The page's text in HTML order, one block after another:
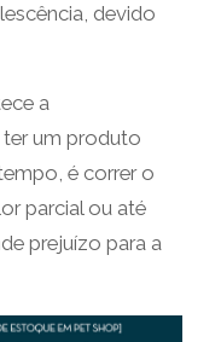
devido
a
um produto
é correr o
parcial ou até
prejuízo para a